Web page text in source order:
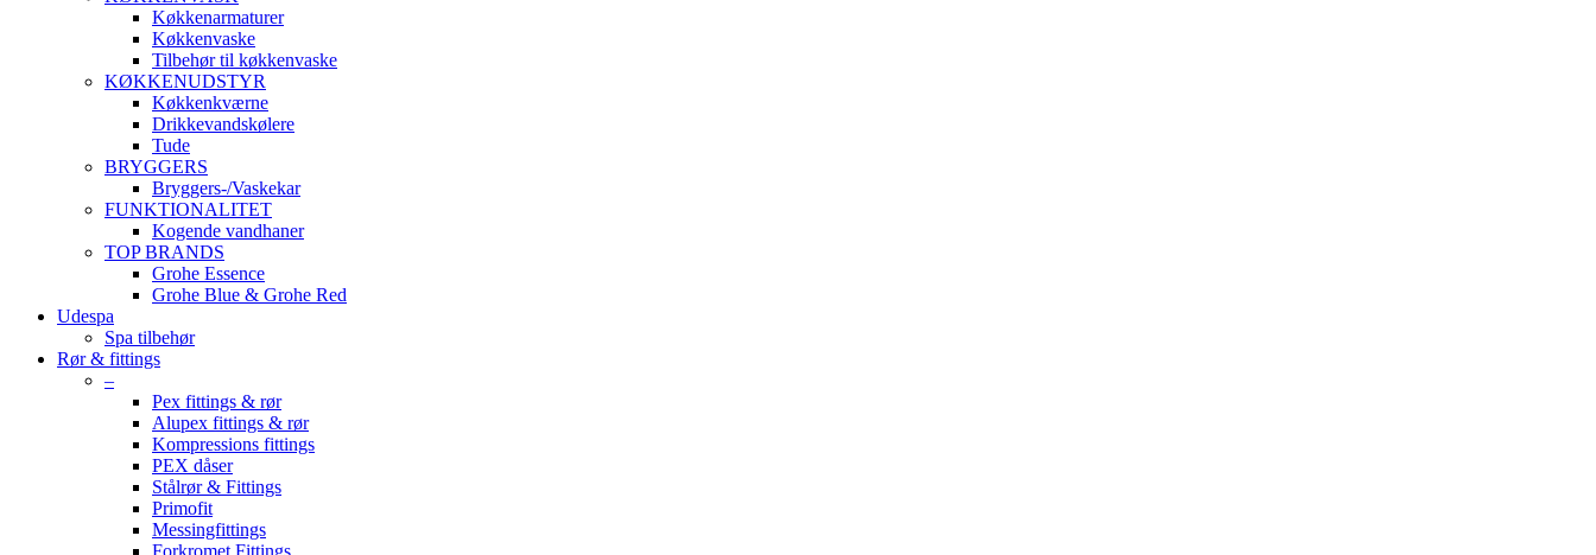
Køkkenarmaturer
Køkkenvaske
Tilbehør til køkkenvaske
KØKKENUDSTYR
Køkkenkværne
Drikkevandskølere
Tude
BRYGGERS
Bryggers-/Vaskekar
FUNKTIONALITET
Kogende vandhaner
TOP BRANDS
Grohe Essence
Grohe Blue & Grohe Red
Udespa
Spa tilbehør
Rør & fittings
–
Pex fittings & rør
Alupex fittings & rør
Kompressions fittings
PEX dåser
Stålrør & Fittings
Primofit
Messingfittings
Forkromet Fittings